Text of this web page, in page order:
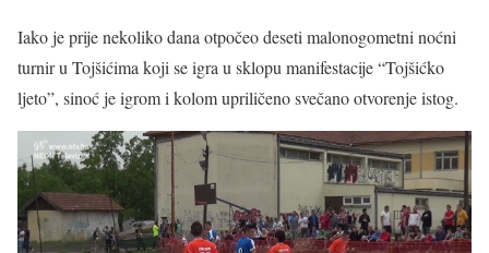
Iako je prije nekoliko dana otpočeo deseti malonogometni noćni
turnir u Tojšićima koji se igra u sklopu manifestacije “Tojšićko
ljeto”, sinoć je igrom i kolom upriličeno svečano otvorenje istog.